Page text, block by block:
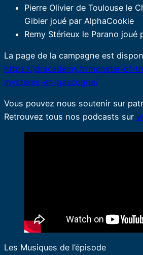
Pierre Olivier de Toulouse le
Gibier joué par AlphaCookie
Remy Stérieux le Parano joué
La page de la campagne est
https://jdracademy.fr/monster-of-
mysteres-en-gascogne/
Vous pouvez nous soutenir sur
Retrouvez tous nos podcasts sur
Les Musiques de l’épisode